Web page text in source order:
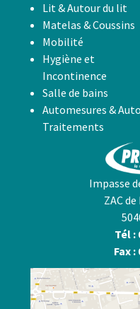
Lit & Autour du lit
Matelas & Coussins
Mobilité
Hygiène et
Incontinence
Salle de bains
Automesures &
Traitements
Impasse
ZAC
Tél :
Fax :